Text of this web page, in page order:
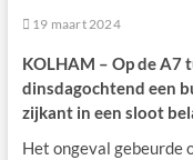
19 maart 2024
KOLHAM – Op de A7
dinsdagochtend een
zijkant in een sloot
Het ongeval gebeurde